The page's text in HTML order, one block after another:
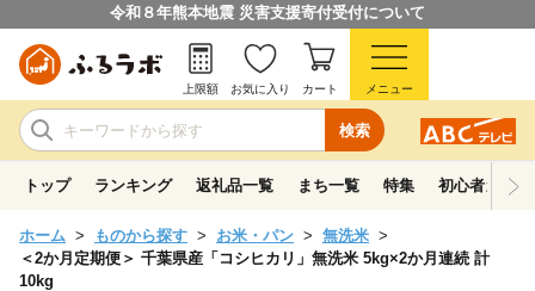
令和８年熊本地震 災害支援寄付受付について
検索
上限額 お気に入り カート メニュー
トップ ランキング 返礼品一覧 まち一覧 特集 初心者ガイド
ホーム ものから探す お米・パン
無洗米
＜2か月定期便＞ 千葉県産「コシヒカリ」無洗米 5kg×2か月連続 計
10kg